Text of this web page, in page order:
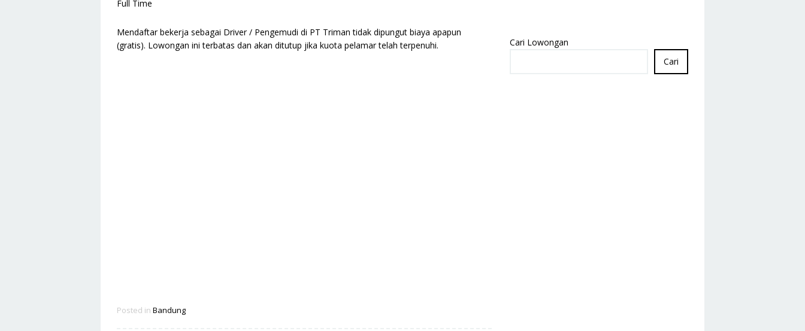
Full Time
Mendaftar bekerja sebagai Driver / Pengemudi di PT Triman tidak dipungut biaya apapun
(gratis). Lowongan ini terbatas dan akan ditutup jika kuota pelamar telah terpenuhi.
Posted in Bandung
Cari Lowongan
Cari